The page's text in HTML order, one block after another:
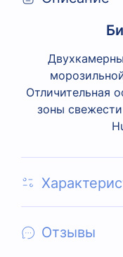
Отличительная
зоны
Отзывы